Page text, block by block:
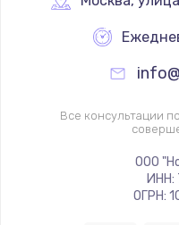
Все консультации
ООО
ИНН:
ОГРН: